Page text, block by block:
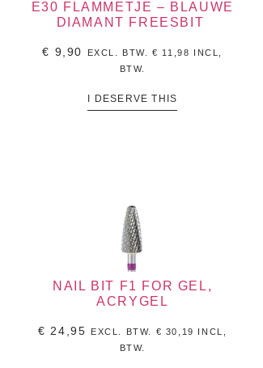
E30 FLAMMETJE – BLAUWE
DIAMANT FREESBIT
€ 9,90 EXCL. BTW.€ 11,98 INCL,
BTW.
I DESERVE THIS
NAIL BIT F1 FOR GEL,
ACRYGEL
€ 24,95 EXCL. BTW. € 30,19
INCL,
BTW.